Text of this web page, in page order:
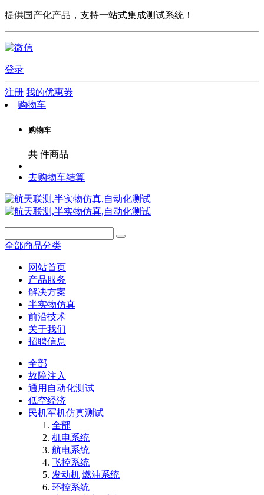
提供国产化产品，支持一站式集成测试系统！
登录
注册 我的优惠劵
购物车
购物车
共 件商品
去购物车结算
全部商品分类
网站首页
产品服务
解决方案
半实物仿真
前沿技术
关于我们
招聘信息
全部
故障注入
通用自动化测试
低空经济
民机军机仿真测试
全部
机电系统
航电系统
飞控系统
发动机|燃油系统
环控系统